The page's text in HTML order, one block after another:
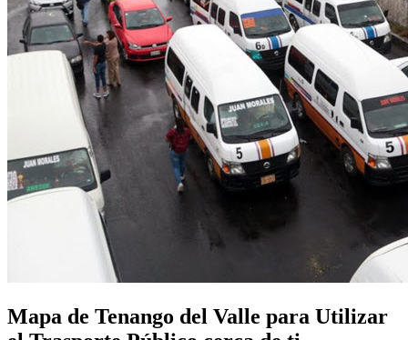
Mapa de Tenango del Valle para Utilizar